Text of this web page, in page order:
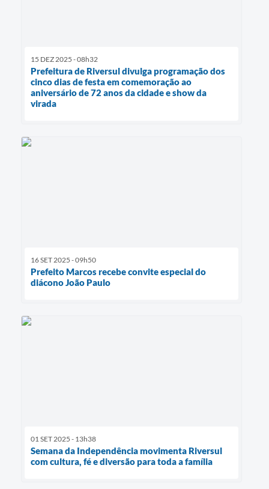
15 DEZ 2025 - 08h32
Prefeitura de Riversul divulga programação dos
cinco dias de festa em comemoração ao
aniversário de 72 anos da cidade e show da
virada
16 SET 2025 - 09h50
Prefeito Marcos recebe convite especial do
diácono João Paulo
01 SET 2025 - 13h38
Semana da Independência movimenta Riversul
com cultura, fé e diversão para toda a família